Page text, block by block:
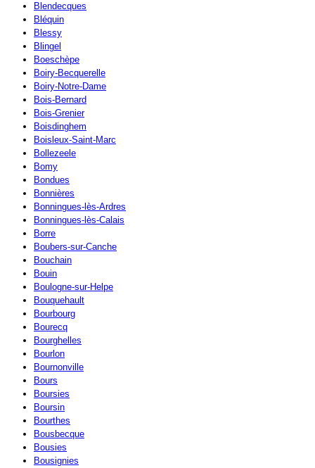
Blendecques
Bléquin
Blessy
Blingel
Boeschèpe
Boiry-Becquerelle
Boiry-Notre-Dame
Bois-Bernard
Bois-Grenier
Boisdinghem
Boisleux-Saint-Marc
Bollezeele
Bomy
Bondues
Bonnières
Bonningues-lès-Ardres
Bonningues-lès-Calais
Borre
Boubers-sur-Canche
Bouchain
Bouin
Boulogne-sur-Helpe
Bouquehault
Bourbourg
Bourecq
Bourghelles
Bourlon
Bournonville
Bours
Boursies
Boursin
Bourthes
Bousbecque
Bousies
Bousignies